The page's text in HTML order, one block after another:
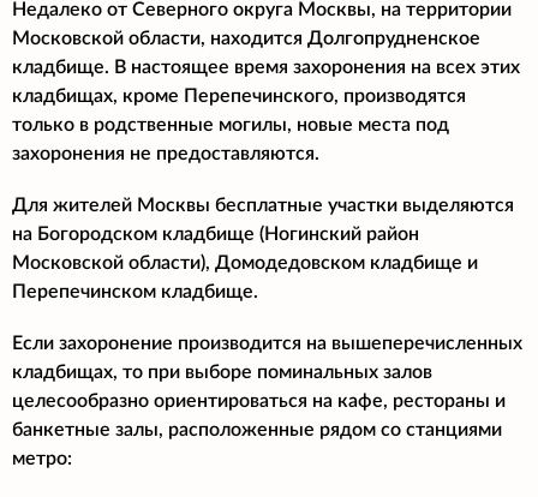
Недалеко от Северного округа Москвы, на территории
Московской области, находится Долгопрудненское
кладбище. В настоящее время захоронения на всех этих
кладбищах, кроме Перепечинского, производятся
только в родственные могилы, новые места под
захоронения не предоставляются.
Для жителей Москвы бесплатные участки выделяются
на Богородском кладбище (Ногинский район
Московской области), Домодедовском кладбище и
Перепечинском кладбище.
Если захоронение производится на вышеперечисленных
кладбищах, то при выборе поминальных залов
целесообразно ориентироваться на кафе, рестораны и
банкетные залы, расположенные рядом со станциями
метро: